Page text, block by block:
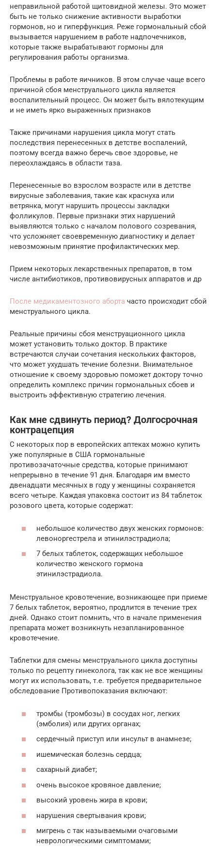
неправильной работой щитовидной железы. Это может
быть не только снижение активности выработки
гормонов, но и гиперфункция. Реже гормональный сбой
вызывается нарушением в работе надпочечников,
которые также вырабатывают гормоны для
регулирования работы организма.
Проблемы в работе яичников. В этом случае чаще всего
причиной сбоя менструального цикла является
воспалительный процесс. Он может быть вялотекущим
и не иметь ярко выраженных признаков
Также причинами нарушения цикла могут стать
последствия перенесенных в детстве воспалений,
поэтому всегда важно беречь свое здоровье, не
переохлаждаясь в области таза.
Перенесенные во взрослом возрасте или в детстве
вирусные заболевания, такие как краснуха или
ветрянка, могут нарушить процессы закладки
фолликулов. Первые признаки этих нарушений
выявляются только с началом полового созревания,
что усложняет своевременную диагностику и делает
невозможным принятие профилактических мер.
Прием некоторых лекарственных препаратов, в том
числе антибиотиков, противовирусных аппаратов и др
После медикаментозного аборта часто происходит сбой
менструального цикла.
Реальные причины сбоя менструационного цикла
может установить только доктор. В практике
встречаются случаи сочетания нескольких факторов,
что может ухудшать течение болезни. Внимательное
отношение к своему здоровью поможет доктору точно
определить комплекс причин гормональных сбоев и
выстроить эффективную стратегию лечения.
Как мне сдвинуть период? Долгосрочная
контрацепция
С некоторых пор в европейских аптеках можно купить
уже популярные в США гормональные
противозачаточные средства, которые принимают
непрерывно в течение 91 дня. Благодаря им вместо
двенадцати месячных в году у женщины сохраняется
всего четыре. Каждая упаковка состоит из 84 таблеток
розового цвета, которые содержат:
небольшое количество двух женских гормонов:
левоноргестрела и этинилэстрадиола;
7 белых таблеток, содержащих небольшое
количество женского гормона
этинилэстрадиола.
Менструальное кровотечение, возникающее при приеме
7 белых таблеток, вероятно, продлится в течение трех
дней. Однако стоит помнить, что в начале применения
препарата может возникнуть незапланированное
кровотечение.
Таблетки для смены менструального цикла доступны
только по рецепту гинеколога, так как не все женщины
могут их использовать, т.е. требуется предварительное
обследование Противопоказания включают:
тромбы (тромбозы) в сосудах ног, легких
(эмболия) или других органах;
сердечный приступ или инсульт в анамнезе;
ишемическая болезнь сердца;
сахарный диабет;
очень высокое кровяное давление;
высокий уровень жира в крови;
нарушения свертывания крови;
мигрень с так называемыми очаговыми
неврологическими симптомами;